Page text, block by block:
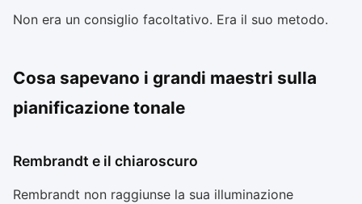
Non era un consiglio facoltativo. Era il suo metodo.
Cosa sapevano i grandi maestri sulla
pianificazione tonale
Rembrandt e il chiaroscuro
Rembrandt non raggiunse la sua illuminazione